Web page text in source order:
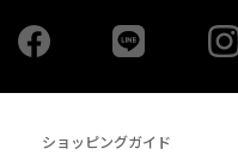
Facebook
ショッピングガイド